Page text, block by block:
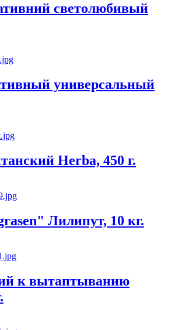
светолюбивый
универсальный
Herba, 450 г.
Лилипут, 10 кг.
к вытаптыванию